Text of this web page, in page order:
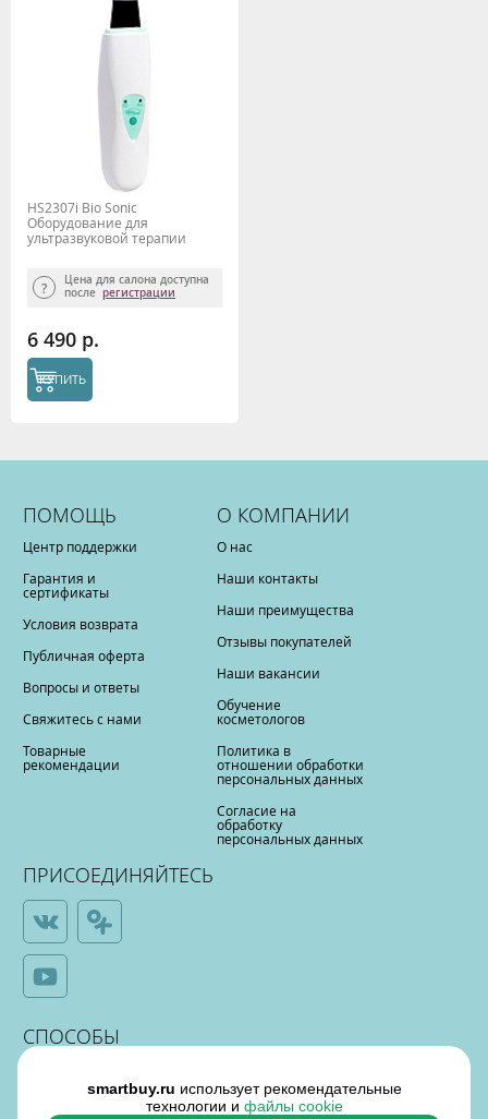
HS2307i Bio Sonic
Оборудование для
ультразвуковой терапии
Цена для салона доступна
после регистрации
6 490 р.
КУПИТЬ
ПОМОЩЬ
Центр поддержки
Гарантия и
сертификаты
Условия возврата
Публичная оферта
Вопросы и ответы
Свяжитесь с нами
Товарные
рекомендации
О КОМПАНИИ
О нас
Наши контакты
Наши преимущества
Отзывы покупателей
Наши вакансии
Обучение
косметологов
Политика в
отношении обработки
персональных данных
Согласие на
обработку
персональных данных
ПРИСОЕДИНЯЙТЕСЬ
СПОСОБЫ
ОПЛАТЫ
smartbuy.ru использует рекомендательные
технологии и файлы cookie